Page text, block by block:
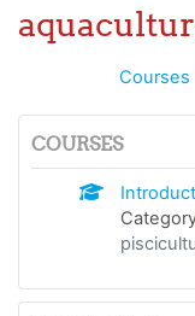
Courses
COURSES